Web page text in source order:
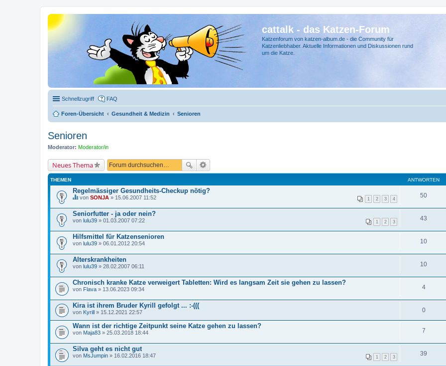
cattalk - das Katzen-Forum
Katzenforum von katzen-album.de - die Community für
Katzenliebhaber. Aktuelle Informationen und Diskussionen rund
um die Katze.
Schnellzugriff FAQ
Foren-Übersicht Gesundheit & Medizin Senioren
Senioren
Moderator: Moderator/in
Neues Thema
THEMEN ANTWORTEN
Regelmässiger Gesundheits-Checkup nötig?
1 2 3 4
i
e
s
s
T
h
m
a
b
i
n
h
l
t
e
t
e
i
e
U
m
von SONJA » 15.06.2007 11:52 50
Seniorfutter - ja oder nein?
1 2 3
von lulu39 » 01.03.2007 07:22 43
Hilfsmittel für Katzensenioren
von lulu39 » 06.01.2012 20:54 10
Alterskrankheiten
von lulu39 » 28.02.2007 06:11 10
Chronisch kranke Katze verweigert Tabletten: Wird es langsam Zeit sie gehen zu lassen?
von Flava » 13.06.2023 09:34 4
Kira ist ihrem Bruder Kyrill gefolgt ... :-(((
von Kyrill » 15.12.2021 22:57 0
Wann ist der richtige Zeitpunkt seine Katze gehen zu lassen?
von Maja83 » 25.03.2018 18:44 7
Silva geht es nicht gut
1 2 3
von MsJumpin » 16.02.2016 18:47 39